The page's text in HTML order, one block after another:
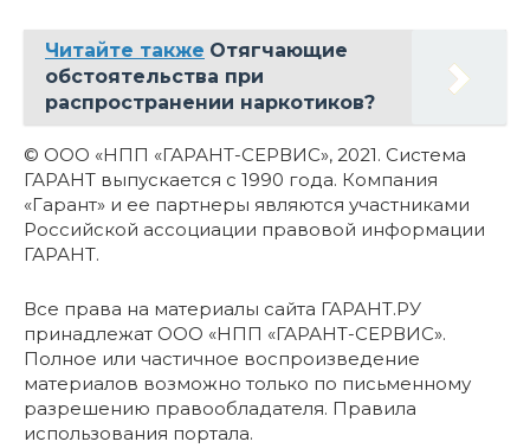
Читайте также Отягчающие
обстоятельства при
распространении наркотиков?
© ООО «НПП «ГАРАНТ-СЕРВИС», 2021. Система
ГАРАНТ выпускается с 1990 года. Компания
«Гарант» и ее партнеры являются участниками
Российской ассоциации правовой информации
ГАРАНТ.
Все права на материалы сайта ГАРАНТ.РУ
принадлежат ООО «НПП «ГАРАНТ-СЕРВИС».
Полное или частичное воспроизведение
материалов возможно только по письменному
разрешению правообладателя. Правила
использования портала.